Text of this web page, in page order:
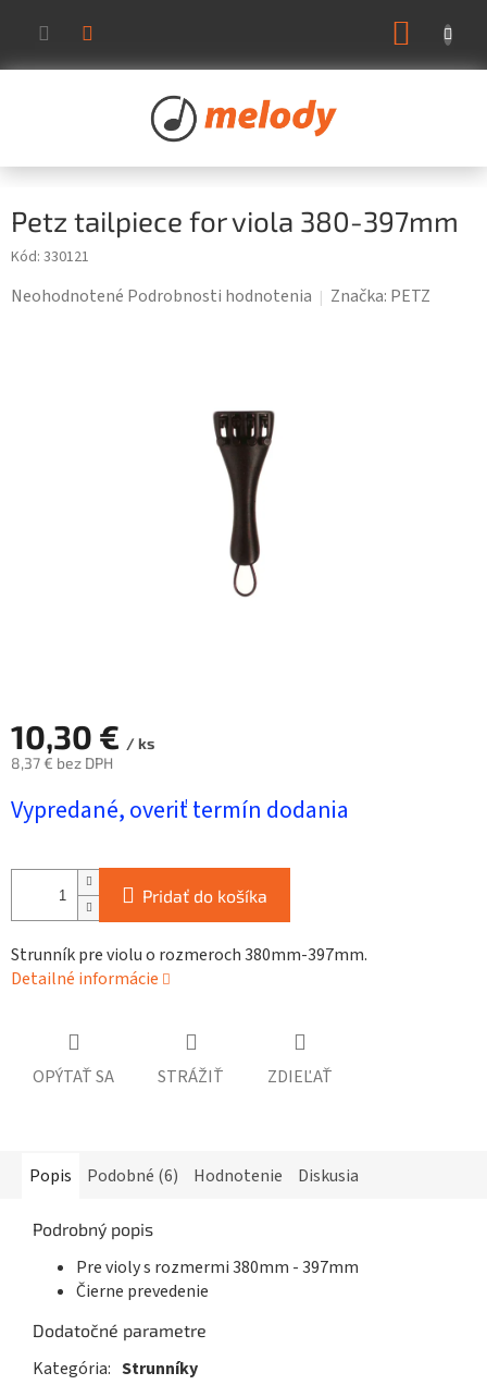
obsah
Petz tailpiece for viola 380-397mm
Kód: 330121
Priemerné
Neohodnotené Podrobnosti hodnotenia Značka: PETZ
10,30 € / ks
8,37 € bez DPH
cena:
Vypredané, overiť termín dodania
Pridať do košíka
Strunník pre violu o rozmeroch 380mm-397mm.
Detailné informácie
OPÝTAŤ SA STRÁŽIŤ ZDIEĽAŤ
Popis Podobné (6) Hodnotenie Diskusia
Podrobný popis
Pre violy s rozmermi 380mm - 397mm
Čierne prevedenie
Dodatočné parametre
Kategória: Strunníky